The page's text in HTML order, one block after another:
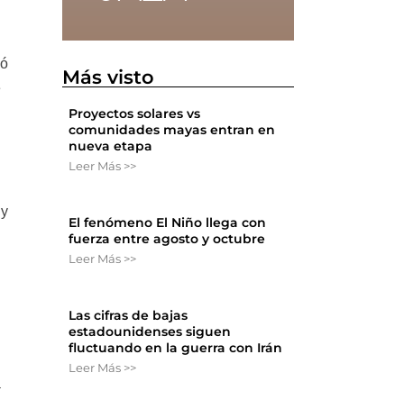
Más visto
Proyectos solares vs
comunidades mayas entran en
nueva etapa
Leer Más >>
El fenómeno El Niño llega con
fuerza entre agosto y octubre
Leer Más >>
Las cifras de bajas
estadounidenses siguen
fluctuando en la guerra con Irán
Leer Más >>